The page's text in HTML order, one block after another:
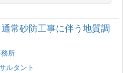
常砂防工事に伴う地質調
所
ルタント